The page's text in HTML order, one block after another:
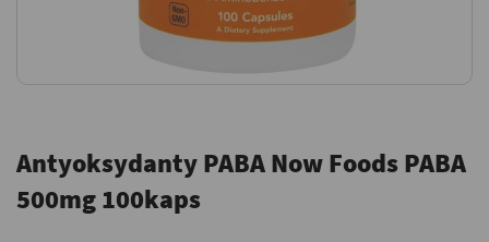
Antyoksydanty PABA Now Foods PABA
500mg 100kaps